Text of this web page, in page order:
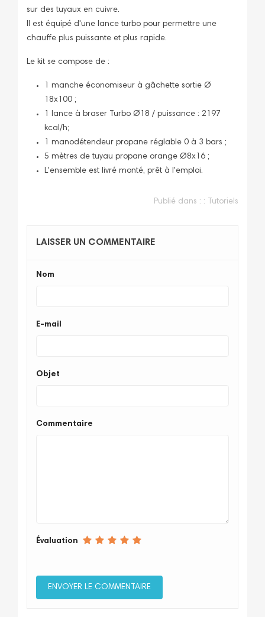
sur des tuyaux en cuivre.
Il est équipé d'une lance turbo pour permettre une
chauffe plus puissante et plus rapide.
Le kit se compose de :
1 manche économiseur à gâchette sortie Ø
18x100 ;
1 lance à braser Turbo Ø18 / puissance : 2197
kcal/h;
1 manodétendeur propane réglable 0 à 3 bars ;
5 mètres de tuyau propane orange Ø8x16 ;
L'ensemble est livré monté, prêt à l'emploi.
Publié dans : : Tutoriels
LAISSER UN COMMENTAIRE
Nom
E-mail
Objet
Commentaire
Évaluation